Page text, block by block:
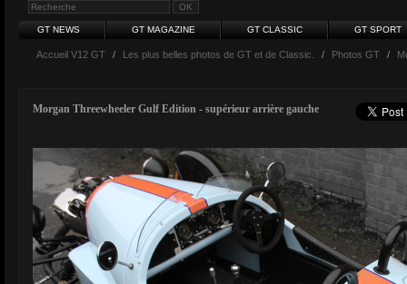
GT NEWS GT MAGAZINE GT CLASSIC GT SPORT
Accueil V12 GT / Les plus belles photos de GT et de Classic. / Photos GT /
Morgan Threewheeler Gulf Edition - supérieur arrière gauche